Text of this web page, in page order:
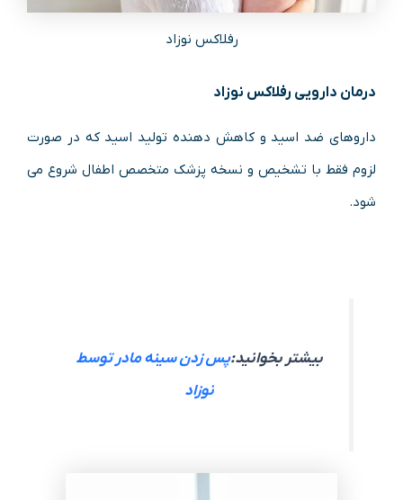
رفلاکس نوزاد
درمان دارویی رفلاکس نوزاد
داروهای ضد اسید و کاهش دهنده تولید اسید که در صورت
لزوم فقط با تشخیص و نسخه پزشک متخصص اطفال شروع می
شود.
بیشتر بخوانید:پس زدن سینه مادر توسط
نوزاد